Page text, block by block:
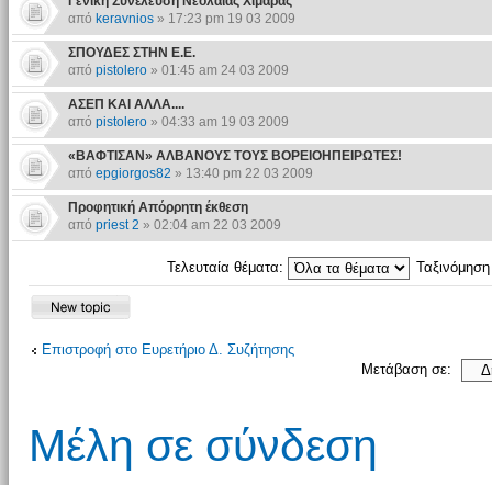
από keravnios» 17:23 pm 19 03 2009
ΣΠΟΥΔΕΣ ΣΤΗΝ Ε.Ε.
από pistolero» 01:45 am 24 03 2009
ΑΣΕΠ ΚΑΙ ΑΛΛΑ....
από pistolero» 04:33 am 19 03 2009
«ΒΑΦΤΙΣΑΝ» ΑΛΒΑΝΟΥΣ ΤΟΥΣ ΒΟΡΕΙΟΗΠΕΙΡΩΤΕΣ!
από epgiorgos82 » 13:40 pm 22 03 2009
Προφητική Απόρρητη έκθεση
από priest 2 » 02:04 am 22 03 2009
Τελευταία θέματα:
Επιστροφή στο Ευρετήριο Δ. Συζήτησης
Μετάβαση σε:
Μέλη σε σύνδεση